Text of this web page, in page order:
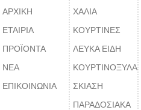
ΑΡΧΙΚΗ
ΕΤΑΙΡΙΑ
ΠΡΟΪΟΝΤΑ
ΝΕΑ
ΕΠΙΚΟΙΝΩΝΙΑ
ΧΑΛΙΑ
ΚΟΥΡΤΙΝΕΣ
ΛΕΥΚΑ ΕΙΔΗ
ΚΟΥΡΤΙΝΟΞΥΛΑ
ΣΚΙΑΣΗ
ΠΑΡΑΔΟΣΙΑΚΑ